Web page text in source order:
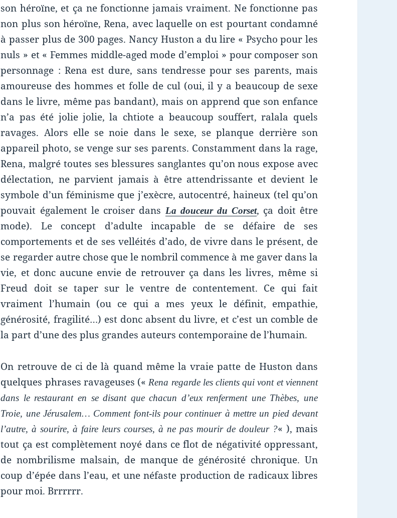
son héroïne, et ça ne fonctionne jamais vraiment. Ne fonctionne pas
non plus son héroïne, Rena, avec laquelle on est pourtant condamné
à passer plus de 300 pages. Nancy Huston a du lire « Psycho pour les
nuls » et « Femmes middle-aged mode d’emploi » pour composer son
personnage : Rena est dure, sans tendresse pour ses parents, mais
amoureuse des hommes et folle de cul (oui, il y a beaucoup de sexe
dans le livre, même pas bandant), mais on apprend que son enfance
n’a pas été jolie jolie, la chtiote a beaucoup souffert, ralala quels
ravages. Alors elle se noie dans le sexe, se planque derrière son
appareil photo, se venge sur ses parents. Constamment dans la rage,
Rena, malgré toutes ses blessures sanglantes qu’on nous expose avec
délectation, ne parvient jamais à être attendrissante et devient le
symbole d’un féminisme que j’exècre, autocentré, haineux (tel qu’on
pouvait également le croiser dans La douceur du Corset, ça doit être
mode). Le concept d’adulte incapable de se défaire de ses
comportements et de ses velléités d’ado, de vivre dans le présent, de
se regarder autre chose que le nombril commence à me gaver dans la
vie, et donc aucune envie de retrouver ça dans les livres, même si
Freud doit se taper sur le ventre de contentement. Ce qui fait
vraiment l’humain (ou ce qui a mes yeux le définit, empathie,
générosité, fragilité…) est donc absent du livre, et c’est un comble de
la part d’une des plus grandes auteurs contemporaine de l’humain.
On retrouve de ci de là quand même la vraie patte de Huston dans
quelques phrases ravageuses («Rena regarde les clients qui vont et viennent
dans le restaurant en se disant que chacun d’eux renferment une Thèbes, une
Troie, une Jérusalem… Comment font-ils pour continuer à mettre un pied devant
l’autre, à sourire, à faire leurs courses, à ne pas mourir de douleur ?« ), mais
tout ça est complètement noyé dans ce flot de négativité oppressant,
de nombrilisme malsain, de manque de générosité chronique. Un
coup d’épée dans l’eau, et une néfaste production de radicaux libres
pour moi. Brrrrrr.